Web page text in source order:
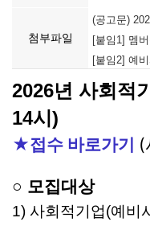
첨부파일
(공고문)
[붙임1] 멤
[붙임2] 예
2026년 사회적
14시)
★접수 바로가기 (
○ 모집대상
1) 사회적기업(예비